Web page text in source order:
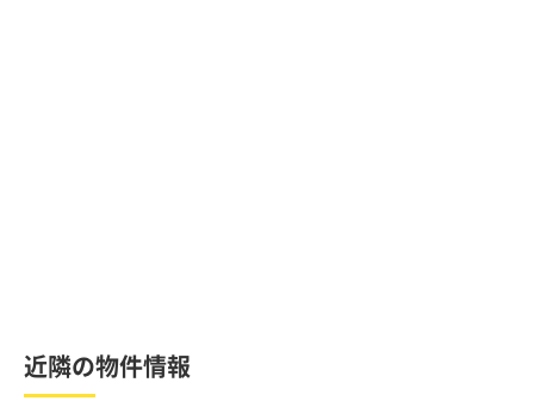
近隣の物件情報